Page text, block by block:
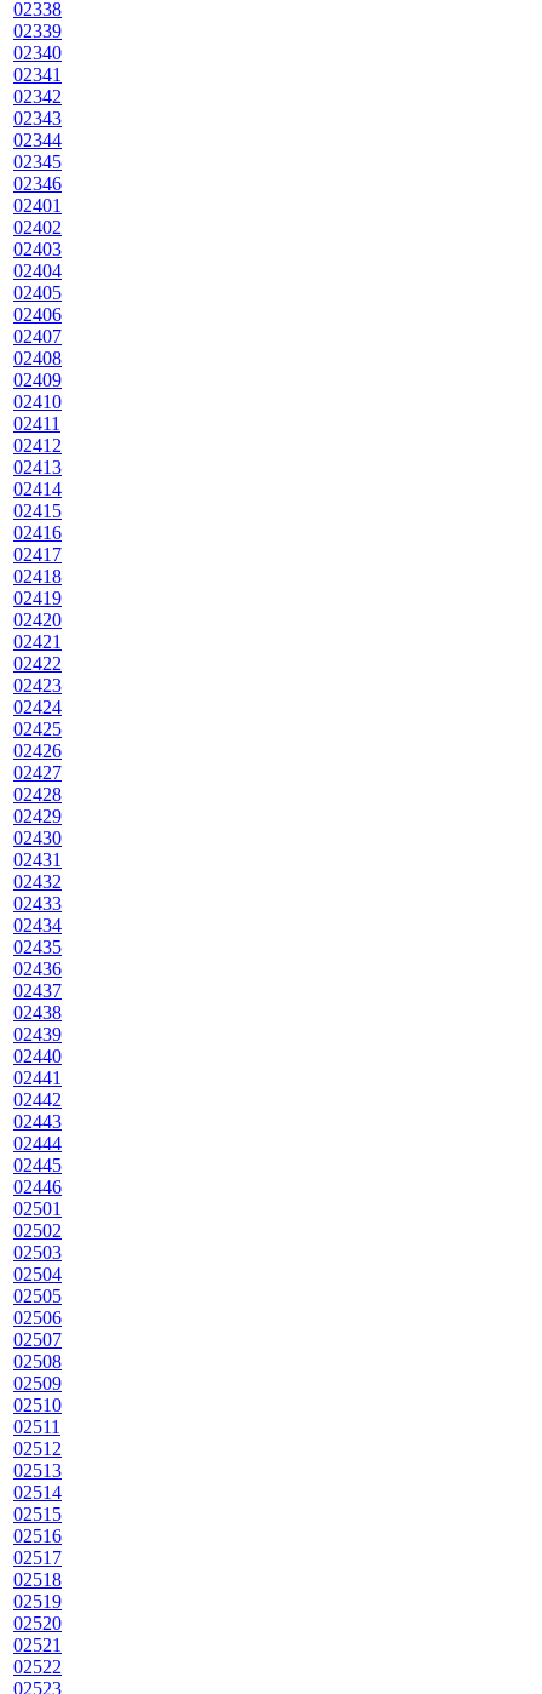
02338
02339
02340
02341
02342
02343
02344
02345
02346
02401
02402
02403
02404
02405
02406
02407
02408
02409
02410
02411
02412
02413
02414
02415
02416
02417
02418
02419
02420
02421
02422
02423
02424
02425
02426
02427
02428
02429
02430
02431
02432
02433
02434
02435
02436
02437
02438
02439
02440
02441
02442
02443
02444
02445
02446
02501
02502
02503
02504
02505
02506
02507
02508
02509
02510
02511
02512
02513
02514
02515
02516
02517
02518
02519
02520
02521
02522
02523